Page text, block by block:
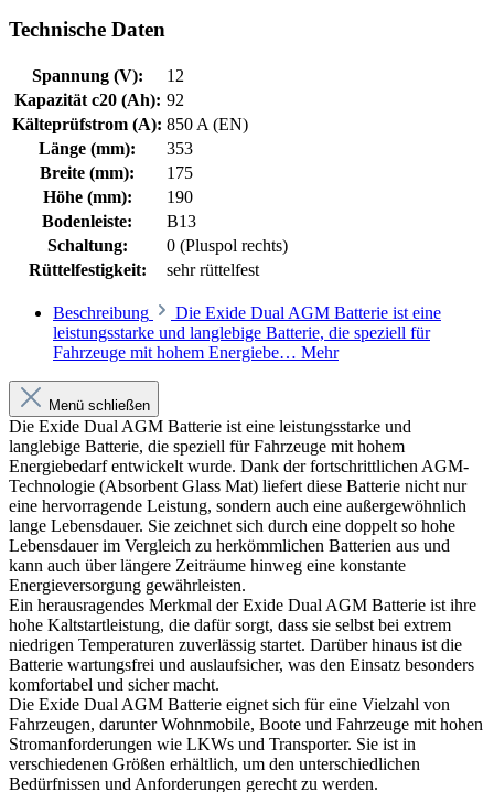
Technische Daten
Spannung (V):
12
Kapazität c20 (Ah): 92
Kälteprüfstrom (A): 850 A (EN)
Länge (mm):
353
Breite (mm):
175
Höhe (mm):
190
Bodenleiste:
B13
Schaltung:
0 (Pluspol rechts)
Rüttelfestigkeit:
sehr rüttelfest
Beschreibung
Die Exide Dual AGM Batterie ist eine
leistungsstarke und langlebige Batterie, die speziell für
Fahrzeuge mit hohem Energiebe… Mehr
Menü schließen
Die Exide Dual AGM Batterie ist eine leistungsstarke und
langlebige Batterie, die speziell für Fahrzeuge mit hohem
Energiebedarf entwickelt wurde. Dank der fortschrittlichen AGM-
Technologie (Absorbent Glass Mat) liefert diese Batterie nicht nur
eine hervorragende Leistung, sondern auch eine außergewöhnlich
lange Lebensdauer. Sie zeichnet sich durch eine doppelt so hohe
Lebensdauer im Vergleich zu herkömmlichen Batterien aus und
kann auch über längere Zeiträume hinweg eine konstante
Energieversorgung gewährleisten.
Ein herausragendes Merkmal der Exide Dual AGM Batterie ist ihre
hohe Kaltstartleistung, die dafür sorgt, dass sie selbst bei extrem
niedrigen Temperaturen zuverlässig startet. Darüber hinaus ist die
Batterie wartungsfrei und auslaufsicher, was den Einsatz besonders
komfortabel und sicher macht.
Die Exide Dual AGM Batterie eignet sich für eine Vielzahl von
Fahrzeugen, darunter Wohnmobile, Boote und Fahrzeuge mit hohen
Stromanforderungen wie LKWs und Transporter. Sie ist in
verschiedenen Größen erhältlich, um den unterschiedlichen
Bedürfnissen und Anforderungen gerecht zu werden.